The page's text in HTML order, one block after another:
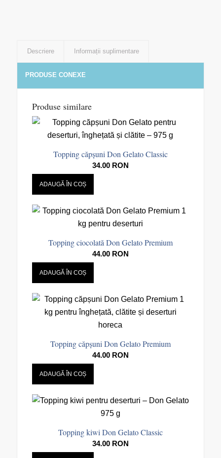
Descriere Informații suplimentare
PRODUSE CONEXE
Produse similare
Topping căpșuni Don Gelato Classic
34.00 RON
ADAUGĂ ÎN COȘ
Topping ciocolată Don Gelato Premium
44.00 RON
ADAUGĂ ÎN COȘ
Topping căpșuni Don Gelato Premium
44.00 RON
ADAUGĂ ÎN COȘ
Topping kiwi Don Gelato Classic
34.00 RON